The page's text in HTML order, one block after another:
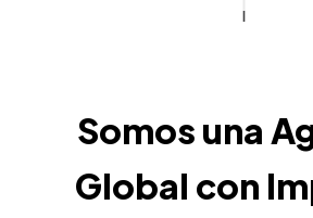
Somos una
Global con